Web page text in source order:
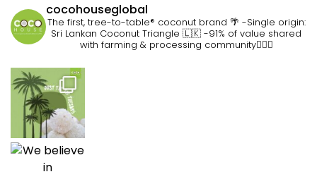
cocohouseglobal
The first, tree-to-table® coconut brand 🌴 -Single origin:
Sri Lankan Coconut Triangle 🇱🇰 -91% of value shared
with farming & processing community👷🏽‍♀️